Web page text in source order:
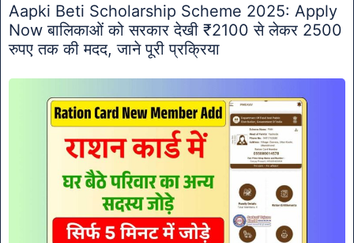
Aapki Beti Scholarship Scheme 2025: Apply
Now बालिकाओं को सरकार देखी ₹2100 से लेकर 2500
रुपए तक की मदद, जाने पूरी प्रक्रिया